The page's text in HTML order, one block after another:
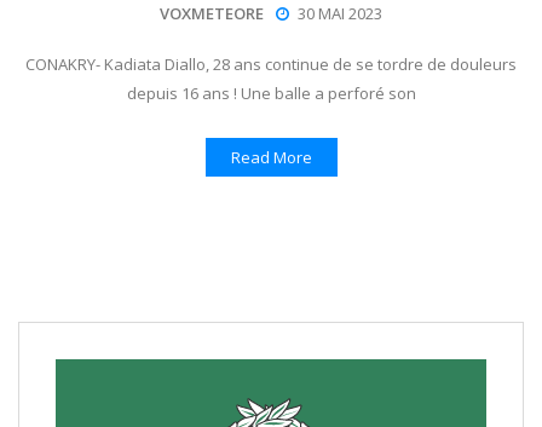
VOXMETEORE 30 MAI 2023
CONAKRY- Kadiata Diallo, 28 ans continue de se tordre de douleurs
depuis 16 ans ! Une balle a perforé son
Read More